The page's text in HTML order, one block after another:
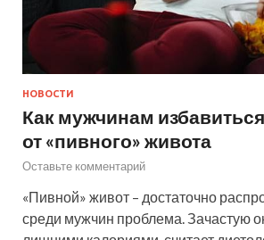
НОВОСТИ
Как мужчинам избавиться
от «пивного» живота
Оставьте комментарий
«Пивной» живот – достаточно
среди мужчин проблема. Зачастую